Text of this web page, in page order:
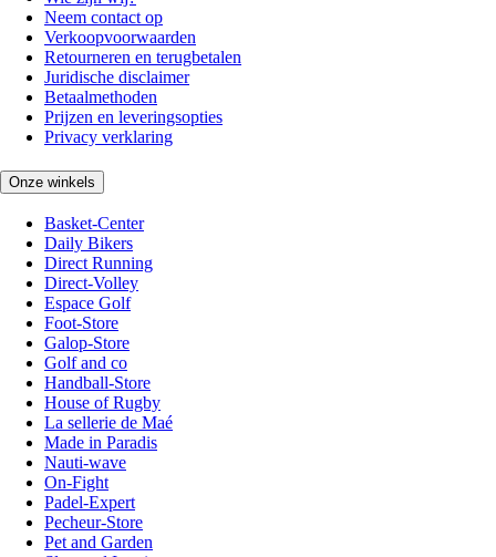
Neem contact op
Verkoopvoorwaarden
Retourneren en terugbetalen
Juridische disclaimer
Betaalmethoden
Prijzen en leveringsopties
Privacy verklaring
Onze winkels
Basket-Center
Daily Bikers
Direct Running
Direct-Volley
Espace Golf
Foot-Store
Galop-Store
Golf and co
Handball-Store
House of Rugby
La sellerie de Maé
Made in Paradis
Nauti-wave
On-Fight
Padel-Expert
Pecheur-Store
Pet and Garden